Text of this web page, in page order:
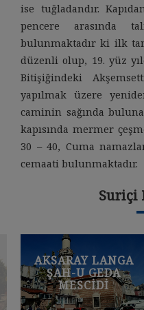
ise tuğladandır.
pencere arasında
bulunmaktadır ki ilk
düzenli olup, 19. yüz
Bitişiğindeki
yapılmak üzere
caminin sağında
kapısında mermer
30 – 40, Cuma
cemaati bulunmaktadır.
Suriçi
AKSARAY LANGA
ŞAH-U GEDA
MESCIDI